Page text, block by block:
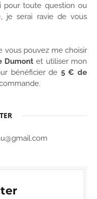
pour toute question ou
, je serai ravie de vous
vous pouvez me choisir
Dumont et utiliser mon
bénéficier de 5 € de